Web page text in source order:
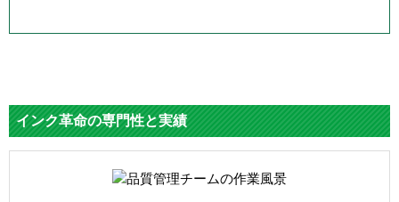
インク革命の専門性と実績